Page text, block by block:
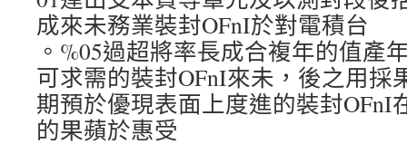
成來未務業裝封OFnI於對電積台
。%05過超將率長成合複年的值產
可求需的裝封OFnI來未，後之用採
期預於優現表面上度進的裝封OFnI
的果蘋於惠受